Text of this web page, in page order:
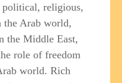
political, religious,
the Arab world,
the Middle East,
role of freedom
world. Rich